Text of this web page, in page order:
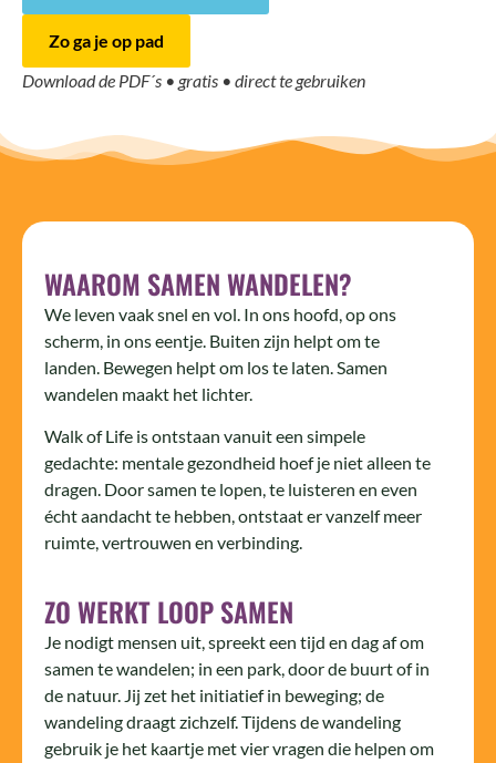
Zo ga je op pad
Download de PDF´s • gratis • direct te gebruiken
WAAROM SAMEN WANDELEN?
We leven vaak snel en vol. In ons hoofd, op ons
scherm, in ons eentje. Buiten zijn helpt om te
landen. Bewegen helpt om los te laten. Samen
wandelen maakt het lichter.
Walk of Life is ontstaan vanuit een simpele
gedachte: mentale gezondheid hoef je niet alleen te
dragen. Door samen te lopen, te luisteren en even
écht aandacht te hebben, ontstaat er vanzelf meer
ruimte, vertrouwen en verbinding.
ZO WERKT LOOP SAMEN
Je nodigt mensen uit, spreekt een tijd en dag af om
samen te wandelen; in een park, door de buurt of in
de natuur. Jij zet het initiatief in beweging; de
wandeling draagt zichzelf. Tijdens de wandeling
gebruik je het kaartje met vier vragen die helpen om